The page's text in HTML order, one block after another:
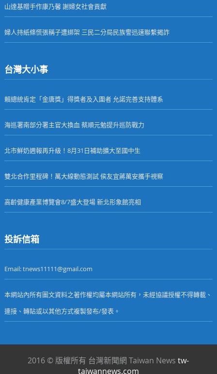
山達基贈手作康乃馨 謝婦女社會貢獻
婦人持紙條慌張稱子遭綁架 三民二分局民族警迅速聯繫揭詐
台灣大小事
賴總統肯定「金唐獎」得獎者及入圍者 允諾完善支持體系
海巡署南部分署主官大換血 蔡順元勉提升巡防戰力
北市鮮奶週報再升級！8月31日補助擴大至國中生
雙北合作里程碑！萬大線動態測試 侯友宜蔣萬安攜手視察
高齡健康產業博覽會8/7盛大登場 新北形象館亮相
投訴信箱
Email: tnews11111@gmail.com
本網站內所有圖文資料之著作權均屬本網站所有，未經協議授權不得轉載、
連接、轉貼或以其他方式複製發布/發表。
2016 © 版權所有 台灣新聞網 Taiwan Newstw-
taiwannews.com